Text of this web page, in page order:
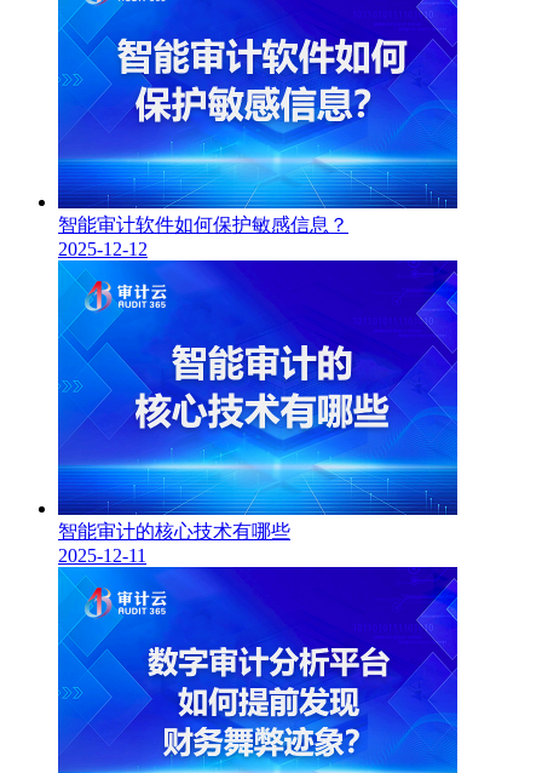
智能审计软件如何保护敏感信息？
2025-12-12
智能审计的核心技术有哪些
2025-12-11